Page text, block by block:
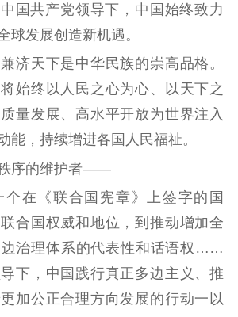
国共产党领导下，中国始终致力
球发展创造新机遇。
天下是中华民族的崇高品格。
始终以人民之心为心、以天下之
量发展、高水平开放为世界注入
能，持续增进各国人民福祉。
序的维护者——
《联合国宪章》上签字的国
合国权威和地位，到推动增加全
治理体系的代表性和话语权……
下，中国践行真正多边主义、推
加公正合理方向发展的行动一以